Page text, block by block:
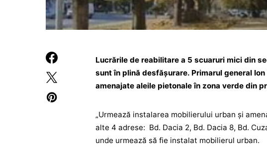
Lucrările de reabilitare a 5 scuaruri mici din
sunt în plină desfăşurare. Primarul general
amenajate aleile pietonale în zona verde din
„Urmează instalarea mobilierului urban şi
alte 4 adrese: Bd. Dacia 2, Bd. Dacia 8, Bd.
unde urmează să fie instalat mobilierul urban.